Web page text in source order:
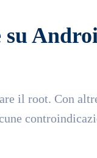
su
il root. Con